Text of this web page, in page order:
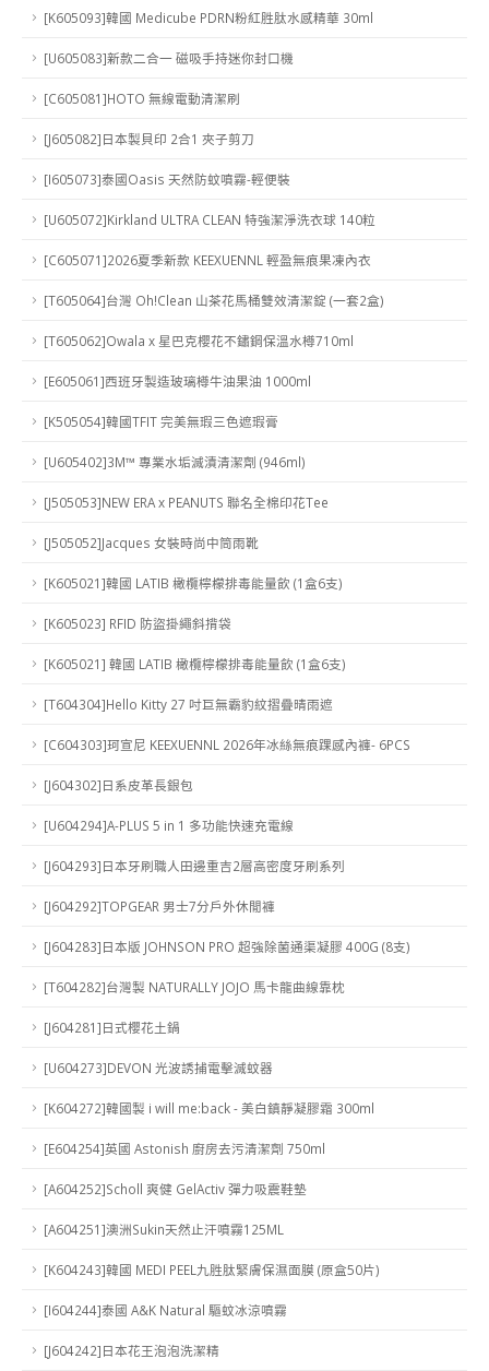
[K605093]韓國 Medicube PDRN粉紅胜肽水感精華 30ml
[U605083]新款二合一 磁吸手持迷你封口機
[C605081]HOTO 無線電動清潔刷
[J605082]日本製貝印 2合1 夾子剪刀
[I605073]泰國Oasis 天然防蚊噴霧-輕便裝
[U605072]Kirkland ULTRA CLEAN 特強潔淨洗衣球 140粒
[C605071]2026夏季新款 KEEXUENNL 輕盈無痕果凍內衣
[T605064]台灣 Oh!Clean 山茶花馬桶雙效清潔錠 (一套2盒)
[T605062]Owala x 星巴克櫻花不鏽鋼保溫水樽710ml
[E605061]西班牙製造玻璃樽牛油果油 1000ml
[K505054]韓國TFIT 完美無瑕三色遮瑕膏
[U605402]3M™ 專業水垢滅漬清潔劑 (946ml)
[J505053]NEW ERA x PEANUTS 聯名全棉印花Tee
[J505052]Jacques 女裝時尚中筒雨靴
[K605021]韓國 LATIB 橄欖檸檬排毒能量飲 (1盒6支)
[K605023] RFID 防盜掛繩斜揹袋
[K605021] 韓國 LATIB 橄欖檸檬排毒能量飲 (1盒6支)
[T604304]Hello Kitty 27 吋巨無霸豹紋摺疊晴雨遮
[C604303]珂宣尼 KEEXUENNL 2026年冰絲無痕踝感內褲- 6PCS
[J604302]日系皮革長銀包
[U604294]A-PLUS 5 in 1 多功能快速充電線
[J604293]日本牙刷職人田邊重吉2層高密度牙刷系列
[J604292]TOPGEAR 男士7分戶外休閒褲
[J604283]日本版 JOHNSON PRO 超強除菌通渠凝膠 400G (8支)
[T604282]台灣製 NATURALLY JOJO 馬卡龍曲線靠枕
[J604281]日式櫻花土鍋
[U604273]DEVON 光波誘捕電擊滅蚊器
[K604272]韓國製 i will me:back - 美白鎮靜凝膠霜 300ml
[E604254]英國 Astonish 廚房去污清潔劑 750ml
[A604252]Scholl 爽健 GelActiv 彈力吸震鞋墊
[A604251]澳洲Sukin天然止汗噴霧125ML
[K604243]韓國 MEDI PEEL九胜肽緊膚保濕面膜 (原盒50片)
[I604244]泰國 A&K Natural 驅蚊冰涼噴霧
[J604242]日本花王泡泡洗潔精